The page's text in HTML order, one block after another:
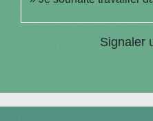
Signaler